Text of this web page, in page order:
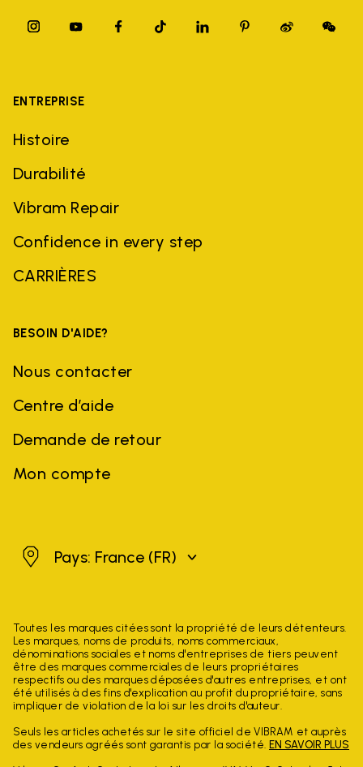
ENTREPRISE
Histoire
Durabilité
Vibram Repair
Confidence in every step
CARRIÈRES
BESOIN D'AIDE?
Nous contacter
Centre d’aide
Demande de retour
Mon compte
FrancePays: France (FR)
Toutes les marques citées sont la propriété de leurs détenteurs.
Les marques, noms de produits, noms commerciaux,
dénominations sociales et noms d'entreprises de tiers peuvent
être des marques commerciales de leurs propriétaires
respectifs ou des marques déposées d'autres entreprises, et ont
été utilisés à des fins d'explication au profit du propriétaire, sans
impliquer de violation de la loi sur les droits d'auteur.
Seuls les articles achetés sur le site officiel de VIBRAM et auprès
des vendeurs agréés sont garantis par la société. EN SAVOIR PLUS